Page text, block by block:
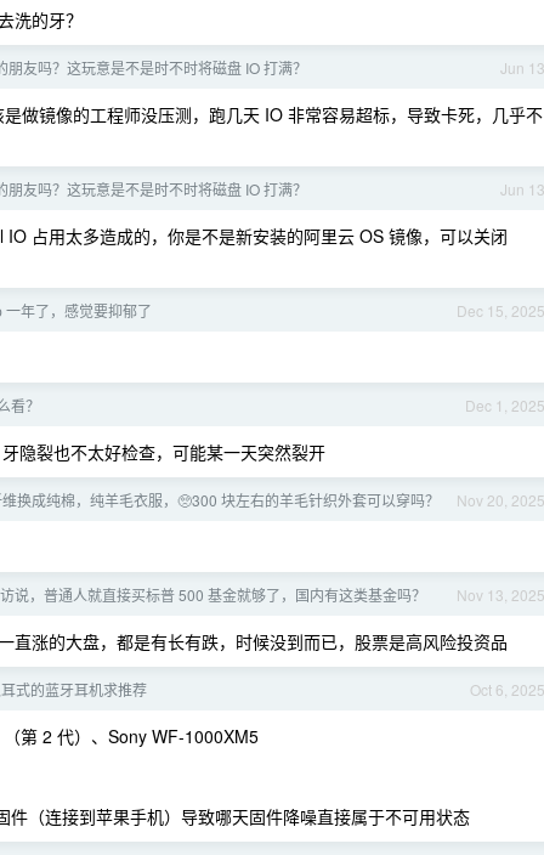
洗的牙？
Jun 13
朋友吗？这玩意是不是时不时将磁盘 IO 打满？
做镜像的工程师没压测，跑几天 IO 非常容易超标，导致卡死，几乎不
Jun 13
朋友吗？这玩意是不是时不时将磁盘 IO 打满？
占用太多造成的，你是不是新安装的阿里云 OS 镜像，可以关闭
Dec 15, 2025
年了，感觉要抑郁了
Dec 1, 2025
看？
隐裂也不太好检查，可能某一天突然裂开
Nov 20, 2025
换成纯棉，纯羊毛衣服，🥺300 块左右的羊毛针织外套可以穿吗？
Nov 13, 2025
说，普通人就直接买标普 500 基金就够了，国内有这类基金吗？
直涨的大盘，都是有长有跌，时候没到而已，股票是高风险投资品
Oct 6, 2025
式的蓝牙耳机求推荐
第 2 代）、Sony WF-1000XM5
（连接到苹果手机）导致哪天固件降噪直接属于不可用状态